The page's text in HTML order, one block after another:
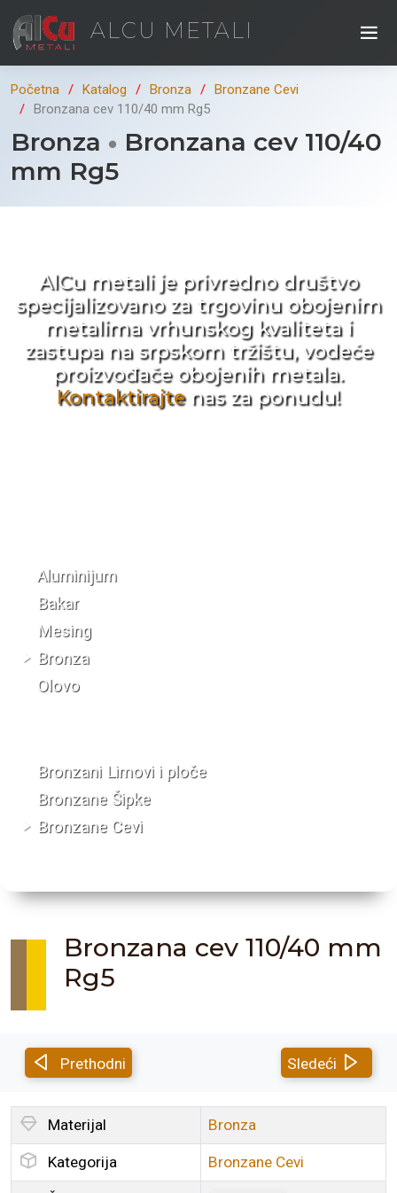
ALCU METALI
Početna Katalog Bronza
Bronzane Cevi
Bronzana cev 110/40 mm Rg5
Bronza
Bronzana cev 110/40
mm Rg5
AlCu metali je privredno društvo
specijalizovano za trgovinu obojenim
metalima vrhunskog kvaliteta i
zastupa na srpskom tržištu, vodeće
proizvođače obojenih metala.
Kontaktirajtenas za ponudu!
Aluminijum
Bakar
Mesing
Bronza
Olovo
Bronzani Limovi i ploče
Bronzane Šipke
Bronzane Cevi
Bronzana cev 110/40 mm
Rg5
Prethodni Sledeći
Materijal Bronza
Kategorija Bronzane Cevi